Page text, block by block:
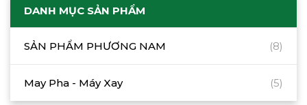
DANH MỤC SẢN PHẨM
SẢN PHẨM PHƯƠNG NAM (8)
May Pha - Máy Xay (5)